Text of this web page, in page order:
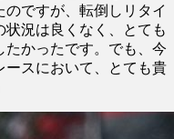
ですが、転倒しリタイ
況は良くなく、とても
たかったです。でも、今
ースにおいて、とても貴